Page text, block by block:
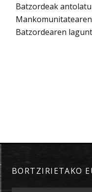
Batzordeak
Batzordearen
BORTZIRIETAKO